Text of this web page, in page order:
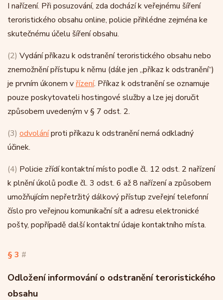
I nařízení. Při posuzování, zda dochází k veřejnému šíření
teroristického obsahu online, policie přihlédne zejména ke
skutečnému účelu šíření obsahu.
(2) Vydání příkazu k odstranění teroristického obsahu nebo
znemožnění přístupu k němu (dále jen „příkaz k odstranění“)
je prvním úkonem v řízení. Příkaz k odstranění se oznamuje
pouze poskytovateli hostingové služby a lze jej doručit
způsobem uvedeným v § 7 odst. 2.
(3) odvoláníproti příkazu k odstranění nemá odkladný
účinek.
(4) Policie zřídí kontaktní místo podle čl. 12 odst. 2 nařízení
k plnění úkolů podle čl. 3 odst. 6 až 8 nařízení a způsobem
umožňujícím nepřetržitý dálkový přístup zveřejní telefonní
číslo pro veřejnou komunikační síť a adresu elektronické
pošty, popřípadě další kontaktní údaje kontaktního místa.
§ 3 #
Odložení informování o odstranění teroristického
obsahu